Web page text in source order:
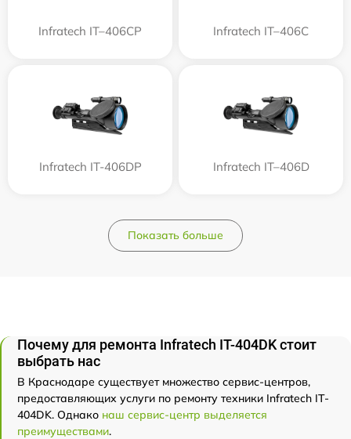
Infratech IT–406СP Infratech IT–406С
Infratech IT-406DP Infratech IT–406D
Показать больше
Почему для ремонта Infratech IT-404DK стоит
выбрать нас
В Краснодаре существует множество сервис-центров,
предоставляющих услуги по ремонту техники Infratech IT-
404DK. Однако наш сервис-центр выделяется
преимуществами.